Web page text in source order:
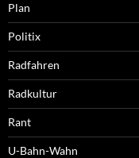
Plan
Politix
Radfahren
Radkultur
Rant
U-Bahn-Wahn